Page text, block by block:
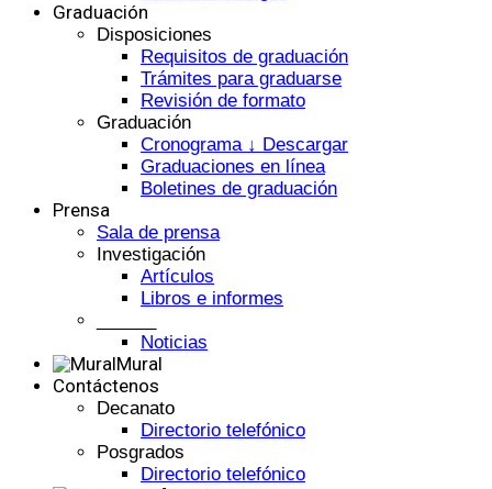
Graduación
Disposiciones
Requisitos de graduación
Trámites para graduarse
Revisión de formato
Graduación
Cronograma ↓ Descargar
Graduaciones en línea
Boletines de graduación
Prensa
Sala de prensa
Investigación
Artículos
Libros e informes
Noticias
Mural
Contáctenos
Decanato
Directorio telefónico
Posgrados
Directorio telefónico